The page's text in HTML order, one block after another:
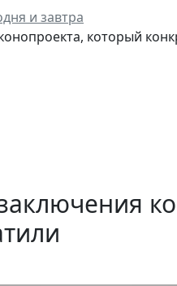
и завтра
который